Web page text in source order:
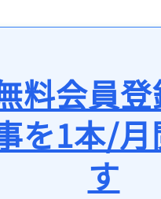
料会員
を1本/
す